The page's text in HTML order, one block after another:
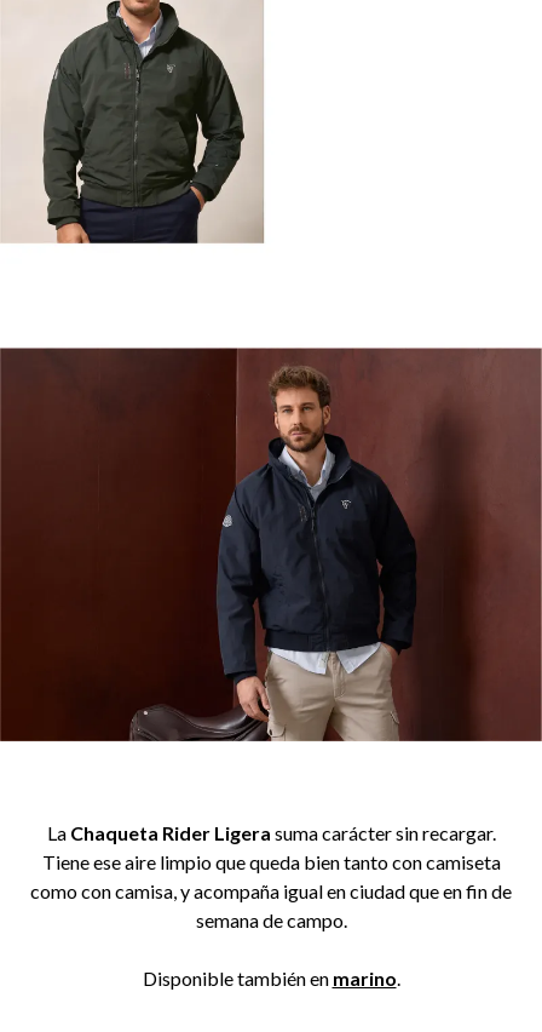
La Chaqueta Rider Ligera suma carácter sin recargar.
Tiene ese aire limpio que queda bien tanto con camiseta
como con camisa, y acompaña igual en ciudad que en fin de
semana de campo.
Disponible también en marino.